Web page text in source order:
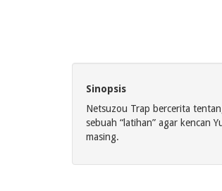
Sinopsis
Netsuzou Trap bercerita
sebuah “latihan” agar kencan
masing.